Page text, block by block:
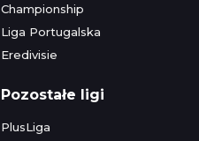
Championship
Liga Portugalska
Eredivisie
Pozostałe ligi
PlusLiga